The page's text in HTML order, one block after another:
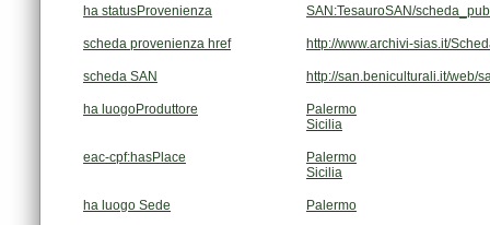
ha statusProvenienza SAN:TesauroSAN/
scheda provenienza href http://www.archivi-sias.it/
scheda SAN http://san.beniculturali.it/web/
ha luogoProduttore
Palermo
Sicilia
eac-cpf:hasPlace
Palermo
Sicilia
ha luogo Sede Palermo